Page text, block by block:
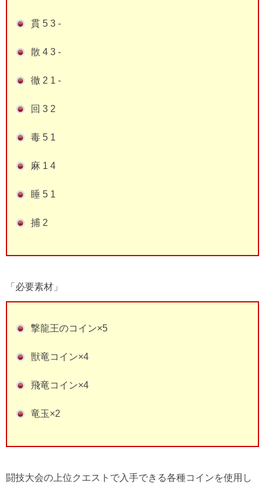
貫 5 3 -
散 4 3 -
徹 2 1 -
回 3 2
毒 5 1
麻 1 4
睡 5 1
捕 2
「必要素材」
撃龍王のコイン×5
獣竜コイン×4
飛竜コイン×4
竜玉×2
闘技大会の上位クエストで入手できる各種コインを使用し